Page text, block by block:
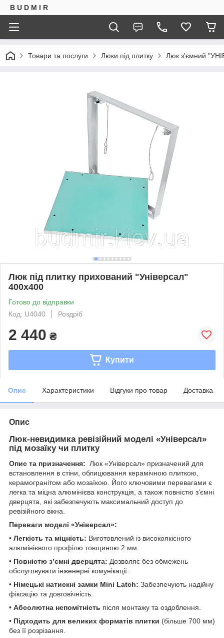
B U D M I R
Товари та послуги Люки під плитку Люк з'ємний
Люк під плитку прихований "Універсал"
400х400
Готово до відправки
Код: U4040
Роздріб
2 440 ₴
Купити
Опис Характеристики Відгуки про товар Доставка
Опис
Люк-невидимка ревізійний моделі «Універсал»
під мозаїку чи плитку
Опис та призначення: Люк «Універсал» призначений для
встановлення в стіни, облицювання керамічною плиткою,
керамогранітом або мозаїкою. Його ключовими перевагами є
легка та міцна алюмінієва конструкція, а також повністю з’ємні
дверцята, які забезпечують максимальний доступ до
ревізійного вікна.
Переваги моделі «Універсал»:
• Легкість та міцність: Виготовлений із високоякісного
алюмінієвого профілю товщиною 2 мм.
• Повністю з’ємні дверцята: Дозволяє без обмежень
обслуговувати інженерні комунікації.
• Німецькі натискні замки Mini Latch: Забезпечують надійну
фіксацію та довговічність.
• Абсолютна непомітність після монтажу та оздоблення.
• Підходить для великих форматів плитки (більше 700 мм)
без її розрізання.